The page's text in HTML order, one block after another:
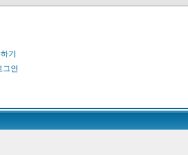
기
그인